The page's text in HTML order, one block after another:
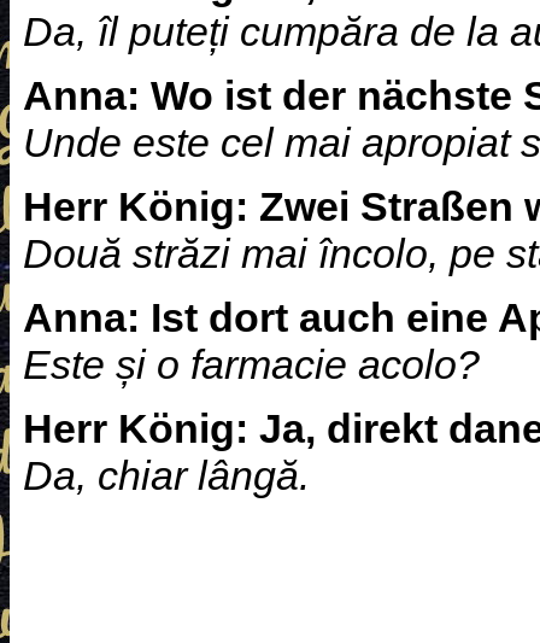
Da, îl puteți cumpăra de la
Anna: Wo ist der nächste
Unde este cel mai apropiat
Herr König: Zwei Straßen
Două străzi mai încolo, pe
Anna: Ist dort auch eine
Este și o farmacie acolo?
Herr König: Ja, direkt
Da, chiar lângă.